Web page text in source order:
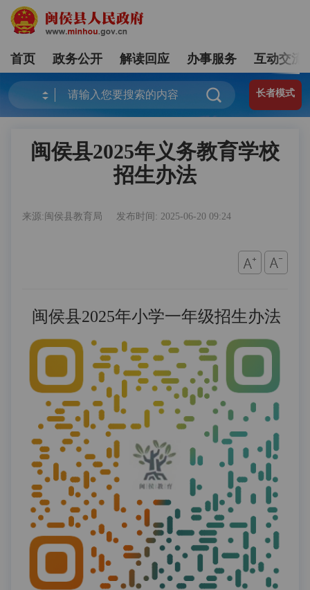
首页 政务公开 解读回应 办事服务 互动交流
长者模式
闽侯县2025年义务教育学校
招生办法
来源:闽侯县教育局 发布时间: 2025-06-20 09:24
闽侯县2025年小学一年级招生办法